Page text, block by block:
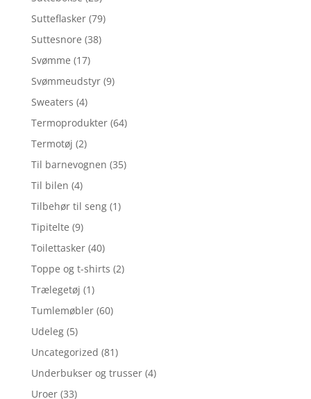
Sutteflasker (79)
Suttesnore (38)
Svømme (17)
Svømmeudstyr (9)
Sweaters (4)
Termoprodukter (64)
Termotøj (2)
Til barnevognen (35)
Til bilen (4)
Tilbehør til seng (1)
Tipitelte (9)
Toilettasker (40)
Toppe og t-shirts (2)
Trælegetøj (1)
Tumlemøbler (60)
Udeleg (5)
Uncategorized (81)
Underbukser og trusser (4)
Uroer (33)